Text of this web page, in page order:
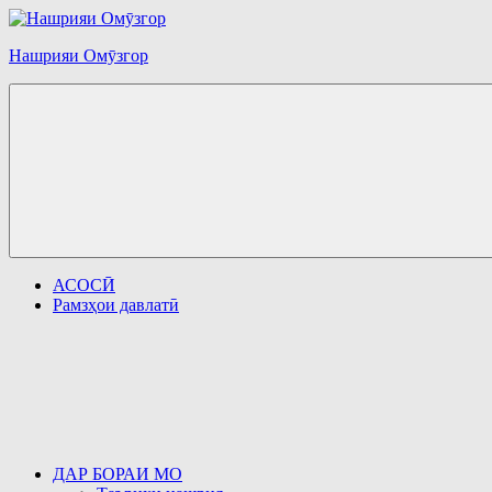
Перейти
содержимому
Нашрияи Омӯзгор
АСОСӢ
Рамзҳои давлатӣ
ДАР БОРАИ МО